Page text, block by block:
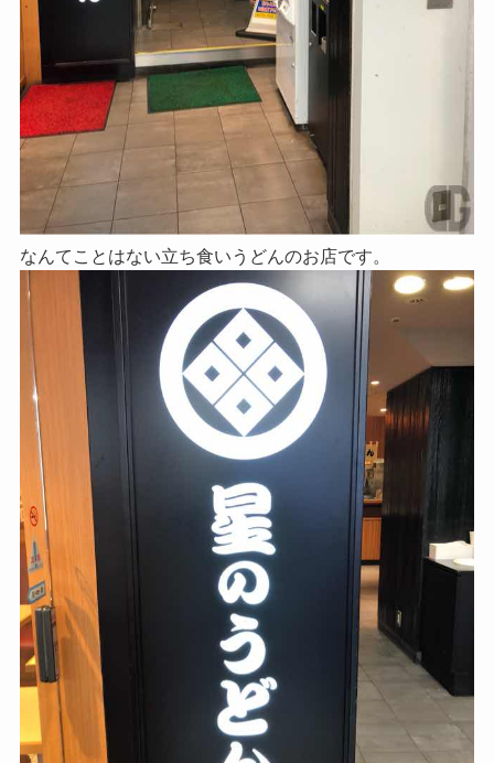
なんてことはない立ち食いうどんのお店です。